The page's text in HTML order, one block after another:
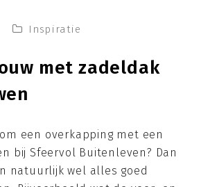
Inspiratie
met zadeldak
een overkapping met een
bij Sfeervol Buitenleven? Dan
natuurlijk wel alles goed